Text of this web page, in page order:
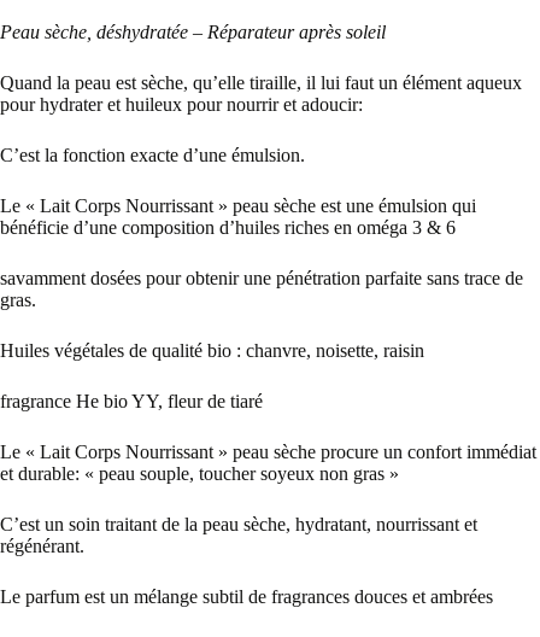
Peau sèche, déshydratée – Réparateur après soleil
Quand la peau est sèche, qu’elle tiraille, il lui faut un élément aqueux
pour hydrater et huileux pour nourrir et adoucir:
C’est la fonction exacte d’une émulsion.
Le « Lait Corps Nourrissant » peau sèche est une émulsion qui
bénéficie d’une composition d’huiles riches en oméga 3 & 6
savamment dosées pour obtenir une pénétration parfaite sans trace de
gras.
Huiles végétales de qualité bio : chanvre, noisette, raisin
fragrance He bio YY, fleur de tiaré
Le « Lait Corps Nourrissant » peau sèche procure un confort immédiat
et durable: « peau souple, toucher soyeux non gras »
C’est un soin traitant de la peau sèche, hydratant, nourrissant et
régénérant.
Le parfum est un mélange subtil de fragrances douces et ambrées